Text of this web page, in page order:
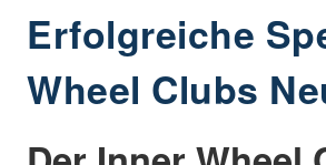
Erfolgreiche
Wheel Clubs